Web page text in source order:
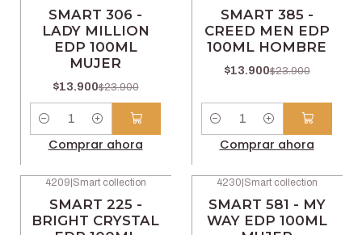
SMART 306 -
LADY MILLION
EDP 100ML
MUJER
$13.900$23.900
Cantidad
Comprar ahora
SMART 385 -
CREED MEN EDP
100ML HOMBRE
$13.900$23.900
Cantidad
Comprar ahora
4209|Smart collection
SMART 225 -
BRIGHT CRYSTAL
4230|Smart collection
SMART 581 - MY
WAY EDP 100ML